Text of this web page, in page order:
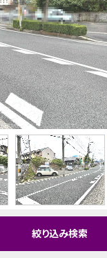
絞り込み検索